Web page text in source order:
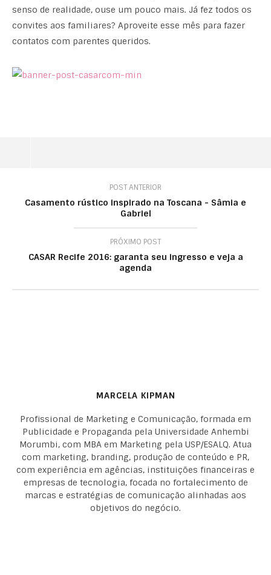
senso de realidade, ouse um pouco mais. Já fez todos os
convites aos familiares? Aproveite esse mês para fazer
contatos com parentes queridos.
POST ANTERIOR
Casamento rústico inspirado na Toscana - Sâmia e
Gabriel
PRÓXIMO POST
CASAR Recife 2016: garanta seu ingresso e veja a
agenda
MARCELA KIPMAN
Profissional de Marketing e Comunicação, formada em
Publicidade e Propaganda pela Universidade Anhembi
Morumbi, com MBA em Marketing pela USP/ESALQ. Atua
com marketing, branding, produção de conteúdo e PR,
com experiência em agências, instituições financeiras e
empresas de tecnologia, focada no fortalecimento de
marcas e estratégias de comunicação alinhadas aos
objetivos do negócio.